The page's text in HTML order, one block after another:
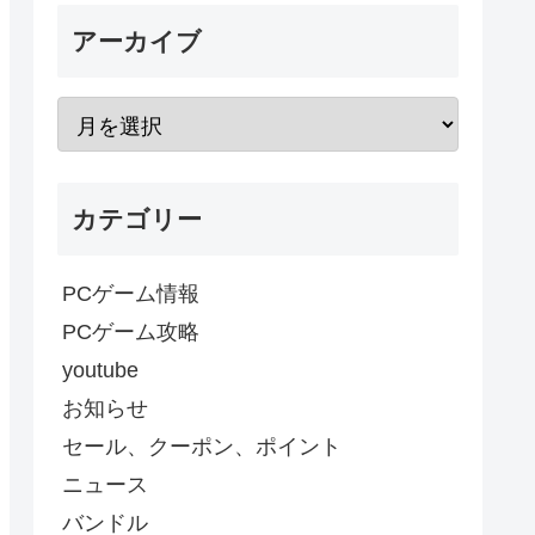
アーカイブ
カテゴリー
PCゲーム情報
PCゲーム攻略
youtube
お知らせ
セール、クーポン、ポイント
ニュース
バンドル